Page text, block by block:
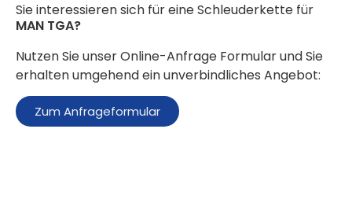
Sie interessieren sich für eine Schleuderkette für
MAN TGA?
Nutzen Sie unser Online-Anfrage Formular und Sie
erhalten umgehend ein unverbindliches Angebot:
Zum Anfrageformular